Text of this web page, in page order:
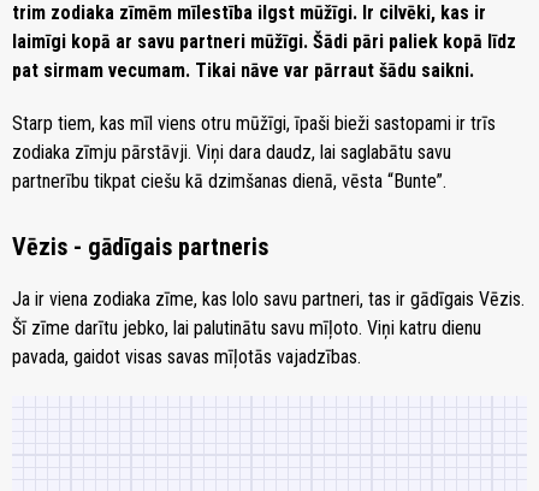
trim zodiaka zīmēm mīlestība ilgst mūžīgi. Ir cilvēki, kas ir
laimīgi kopā ar savu partneri mūžīgi. Šādi pāri paliek kopā līdz
pat sirmam vecumam. Tikai nāve var pārraut šādu saikni.
Starp tiem, kas mīl viens otru mūžīgi, īpaši bieži sastopami ir trīs
zodiaka zīmju pārstāvji. Viņi dara daudz, lai saglabātu savu
partnerību tikpat ciešu kā dzimšanas dienā, vēsta “Bunte”.
Vēzis - gādīgais partneris
Ja ir viena zodiaka zīme, kas lolo savu partneri, tas ir gādīgais Vēzis.
Šī zīme darītu jebko, lai palutinātu savu mīļoto. Viņi katru dienu
pavada, gaidot visas savas mīļotās vajadzības.